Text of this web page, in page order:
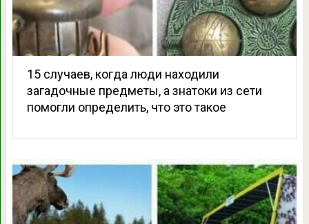
15 случаев, когда люди находили
загадочные предметы, а знатоки из сети
помогли определить, что это такое